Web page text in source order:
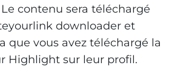
contenu sera téléchargé
downloader et
que vous avez téléchargé la
Highlight sur leur profil.